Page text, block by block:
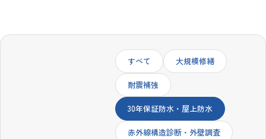
お問い合わせ
すべて 大規模修繕
耐震補強
30年保証防水・屋上防水
赤外線構造診断・外壁調査